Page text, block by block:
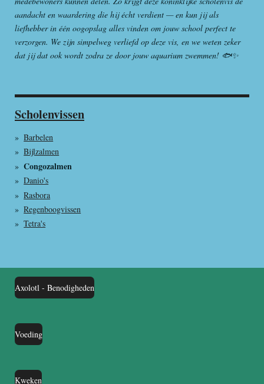
aandacht en waardering die hij écht verdient — en kun jij als
liefhebber in één oogopslag alles vinden om jouw school perfect te
verzorgen. We zijn simpelweg verliefd op deze vis, en we weten zeker
dat jij dat ook wordt zodra ze door jouw aquarium zwemmen! 🐟✨
Scholenvissen
Barbelen
Bijlzalmen
Congozalmen
Danio's
Rasbora
Regenboogvissen
Tetra's
Axolotl - Benodigheden
Voeding
Kweken